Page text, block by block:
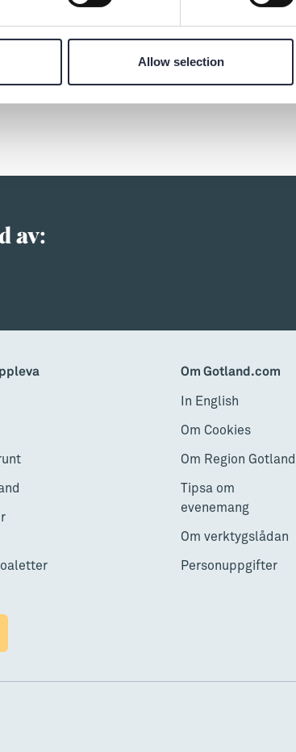
Allow selection
publiken. Bolaget kombinerar lång erfarenhet
och konstnärligt uttryck.
av:
Om Gotland.com
In English
Om Cookies
Om Region Gotland
Tipsa om
evenemang
Om verktygslådan
Personuppgifter